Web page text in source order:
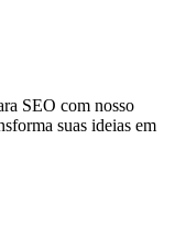
SEO com nosso
suas ideias em